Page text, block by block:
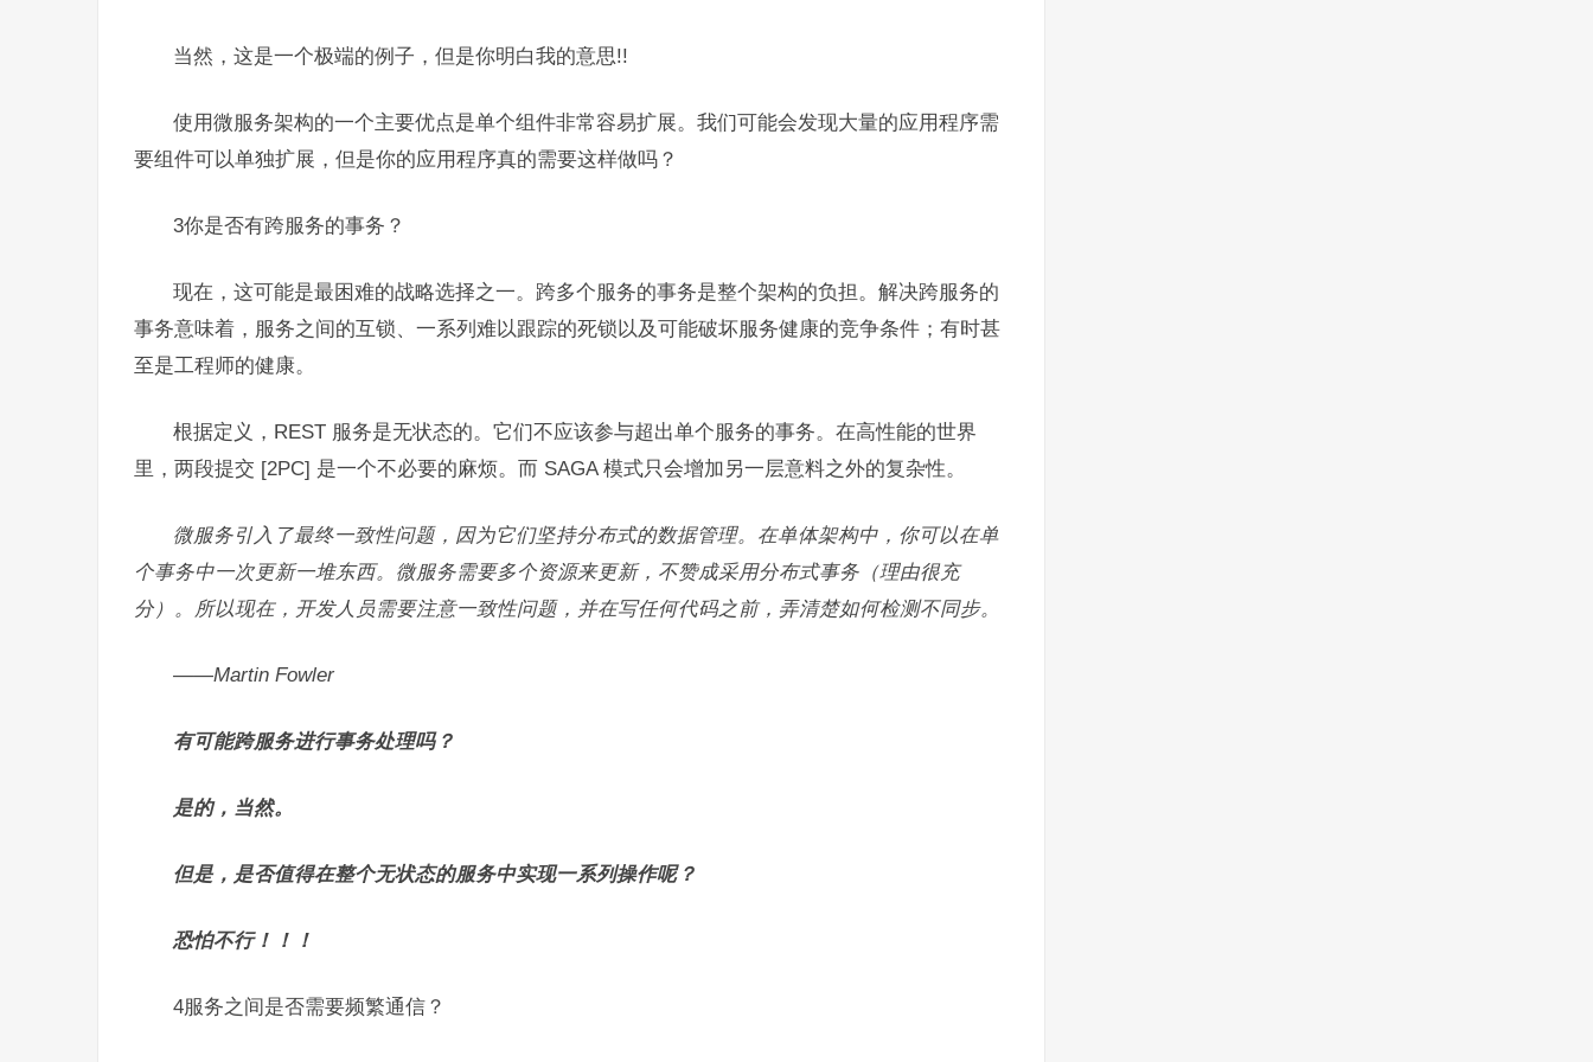
当然，这是一个极端的例子，但是你明白我的意思!!
使用微服务架构的一个主要优点是单个组件非常容易扩展。我们可能会发现大量的应用程序需
要组件可以单独扩展，但是你的应用程序真的需要这样做吗？
3你是否有跨服务的事务？
现在，这可能是最困难的战略选择之一。跨多个服务的事务是整个架构的负担。解决跨服务的
事务意味着，服务之间的互锁、一系列难以跟踪的死锁以及可能破坏服务健康的竞争条件；有时甚
至是工程师的健康。
根据定义，REST 服务是无状态的。它们不应该参与超出单个服务的事务。在高性能的世界
里，两段提交 [2PC] 是一个不必要的麻烦。而 SAGA 模式只会增加另一层意料之外的复杂性。
微服务引入了最终一致性问题，因为它们坚持分布式的数据管理。 在单体架构中，你可以在单
个事务中一次更新一堆东西。 微服务需要多个资源来更新，不赞成采用分布式事务（理由很充
分）。
所以现在，开发人员需要注意一致性问题，并在写任何代码之前，弄清楚如何检测不同步。
——Martin Fowler
有可能跨服务进行事务处理吗？
是的，当然。
但是，是否值得在整个无状态的服务中实现一系列操作呢？
恐怕不行！ ！ ！
4服务之间是否需要频繁通信？